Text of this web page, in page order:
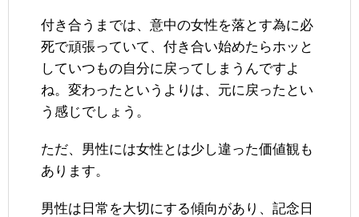
付き合うまでは、意中の女性を落とす為に必
死で頑張っていて、付き合い始めたらホッと
していつもの自分に戻ってしまうんですよ
ね。変わったというよりは、元に戻ったとい
う感じでしょう。
ただ、男性には女性とは少し違った価値観も
あります。
男性は日常を大切にする傾向があり、記念日